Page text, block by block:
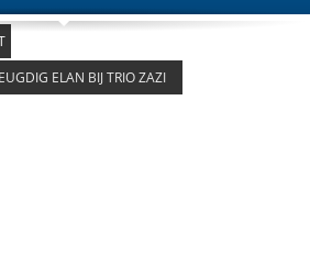
ELAN BIJ TRIO ZAZI